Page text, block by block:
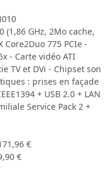
GHz, 2Mo cache,
Core2Duo 775 PCIe -
- Carte vidéo ATI
TV et DVi - Chipset son
: prises en façade
+ USB 2.0 + LAN
Service Pack 2 +
€
€